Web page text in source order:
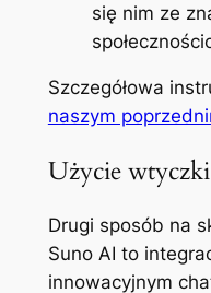
się nim ze
Szczegółowa
naszym
Użycie
Drugi sposób na
Suno AI to
innowacyjnym